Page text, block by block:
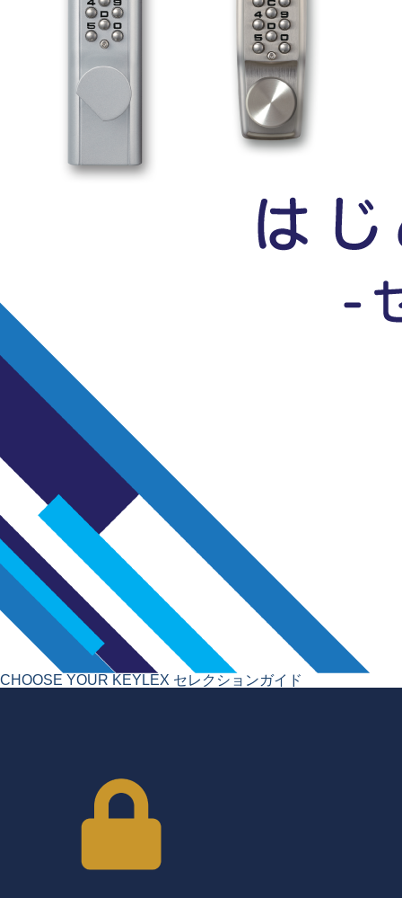
CHOOSE YOUR KEYLEX セレクションガイド